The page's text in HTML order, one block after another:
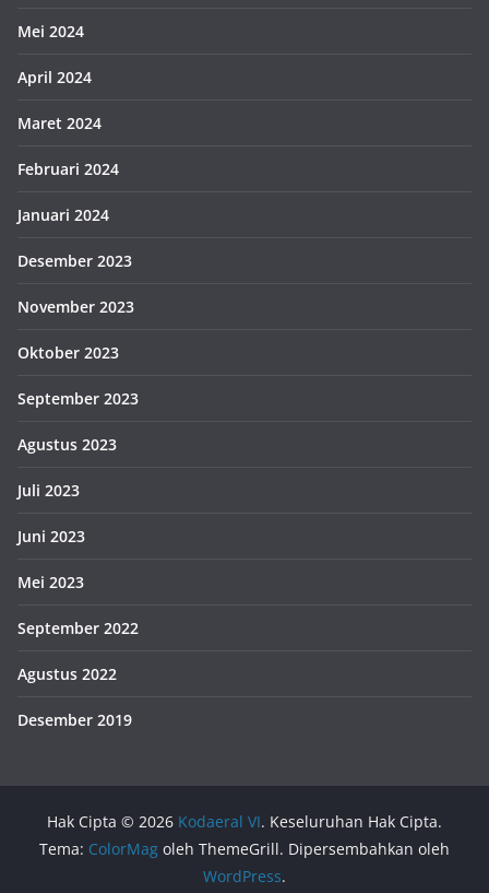
Mei 2024
April 2024
Maret 2024
Februari 2024
Januari 2024
Desember 2023
November 2023
Oktober 2023
September 2023
Agustus 2023
Juli 2023
Juni 2023
Mei 2023
September 2022
Agustus 2022
Desember 2019
Hak Cipta © 2026 Kodaeral VI. Keseluruhan Hak Cipta.
Tema: ColorMag oleh ThemeGrill. Dipersembahkan oleh
WordPress.